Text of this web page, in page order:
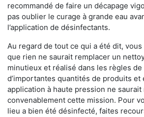
recommandé de faire un décapage
pas oublier le curage à grande eau
l’application de désinfectants.
Au regard de tout ce qui a été dit,
que rien ne saurait remplacer un
minutieux et réalisé dans les règles de
d’importantes quantités de produits et
application à haute pression ne
convenablement cette mission. Pour
lieu a bien été désinfecté, faites